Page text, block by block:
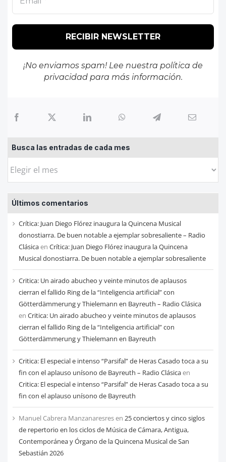
¡No enviamos spam! Lee nuestra política de
privacidadpara más información.
Busca las entradas de cada mes
Busca
entradas
de
cada
mes
Últimos comentarios
Crítica: Juan Diego Flórez inaugura la Quincena Musical
donostiarra. De buen notable a ejemplar sobresaliente – Radio
Clásicaen Crítica: Juan Diego Flórez inaugura la Quincena
Musical donostiarra. De buen notable a ejemplar sobresaliente
Critica: Un airado abucheo y veinte minutos de aplausos
cierran el fallido Ring de la “Inteligencia artificial” con
Götterdämmerung y Thielemann en Bayreuth – Radio Clásica
en Critica: Un airado abucheo y veinte minutos de aplausos
cierran el fallido Ring de la “Inteligencia artificial” con
Götterdämmerung y Thielemann en Bayreuth
Critica: El especial e intenso “Parsifal” de Heras Casado toca a su
fin con el aplauso unísono de Bayreuth – Radio Clásicaen
Critica: El especial e intenso “Parsifal” de Heras Casado toca a su
fin con el aplauso unísono de Bayreuth
Manuel Cabrera Manzanaresresen 25 conciertos y cinco siglos
de repertorio en los ciclos de Música de Cámara, Antigua,
Contemporánea y Órgano de la Quincena Musical de San
Sebastián 2026